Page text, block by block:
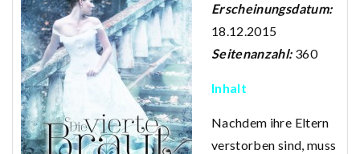
Erscheinungsdatum:
18.12.2015
Seitenanzahl:360
Inhalt
Nachdem ihre Eltern
verstorben sind, muss